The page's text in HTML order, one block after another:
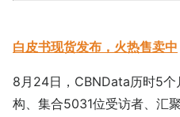
白皮书现货发布，火热售卖中
8月24日，CBNData历时5
构、集合5031位受访者、汇